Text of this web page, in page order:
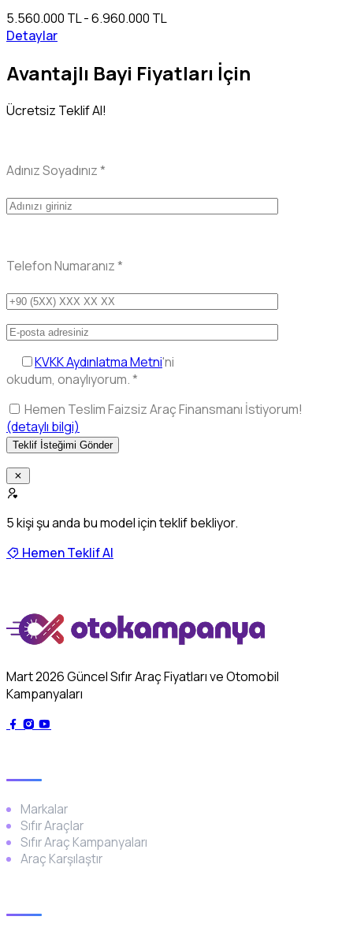
5.560.000 TL - 6.960.000 TL
Detaylar
Avantajlı Bayi Fiyatları İçin
Ücretsiz Teklif Al!
Adınız Soyadınız*
Telefon Numaranız*
KVKK Aydınlatma Metni'ni
okudum, onaylıyorum.*
Hemen Teslim Faizsiz Araç Finansmanı İstiyorum!
(detaylı bilgi)
5kişi şu anda bu model için teklif bekliyor.
Hemen Teklif Al
Mart 2026 Güncel Sıfır Araç Fiyatları ve Otomobil
Kampanyaları
Markalar
Sıfır Araçlar
Sıfır Araç Kampanyaları
Araç Karşılaştır